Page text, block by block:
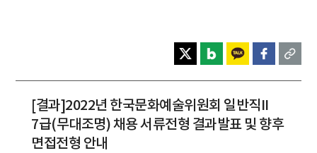
[결과]2022년 한국문화예술위원회 일반직II
7급(무대조명) 채용 서류전형 결과발표 및 향후
면접전형 안내